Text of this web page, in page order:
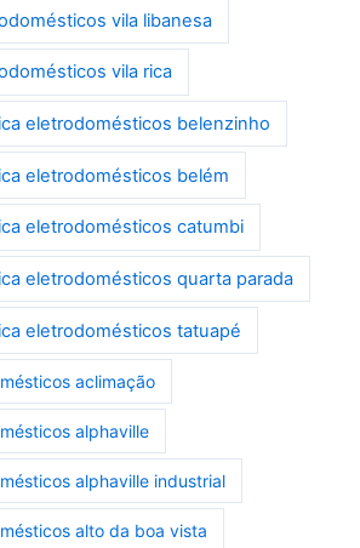
vila libanesa
vila rica
eletrodomésticos belenzinho
eletrodomésticos belém
eletrodomésticos catumbi
eletrodomésticos quarta parada
eletrodomésticos tatuapé
aclimação
alphaville
alphaville industrial
alto da boa vista